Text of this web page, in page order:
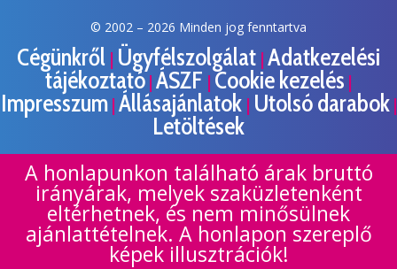
© 2002 – 2026 Minden jog fenntartva
Cégünkről | Ügyfélszolgálat | Adatkezelési
tájékoztató | ÁSZF | Cookie kezelés |
Impresszum| Állásajánlatok | Utolsó darabok|
Letöltések
A honlapunkon található árak bruttó
irányárak, melyek szaküzletenként
eltérhetnek, és nem minősülnek
ajánlattételnek. A honlapon szereplő
képek illusztrációk!